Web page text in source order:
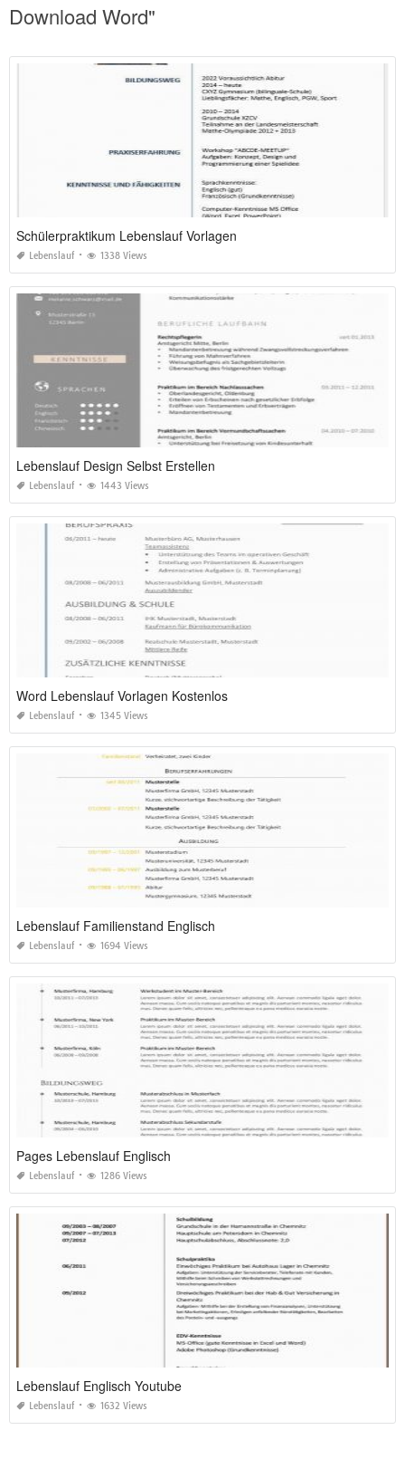
Download Word"
Schülerpraktikum Lebenslauf Vorlagen
Lebenslauf 1338 Views
Lebenslauf Design Selbst Erstellen
Lebenslauf 1443 Views
Word Lebenslauf Vorlagen Kostenlos
Lebenslauf 1345 Views
Lebenslauf Familienstand Englisch
Lebenslauf 1694 Views
Pages Lebenslauf Englisch
Lebenslauf 1286 Views
Lebenslauf Englisch Youtube
Lebenslauf 1632 Views